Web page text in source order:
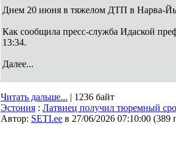
Днем 20 июня в тяжелом ДТП в Нарва-
Как сообщила пресс-служба Идаской
13:34.
Далее...
Читать дальше... | 1236 байт
Эстония : Латвиец получил тюремный
Автор: SETI.ee в 27/06/2026 07:10:00 (389